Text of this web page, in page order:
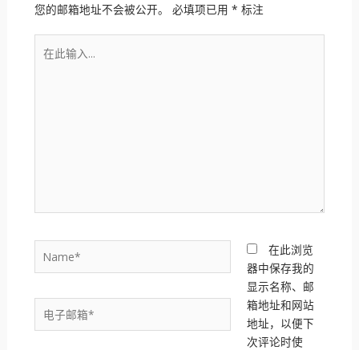
您的邮箱地址不会被公开。 必填项已用 * 标注
在此浏览
器中保存我的
显示名称、邮
箱地址和网站
地址，以便下
次评论时使